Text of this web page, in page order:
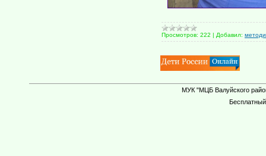
Просмотров: 222 | Добавил:
МУК "МЦБ Валуйского